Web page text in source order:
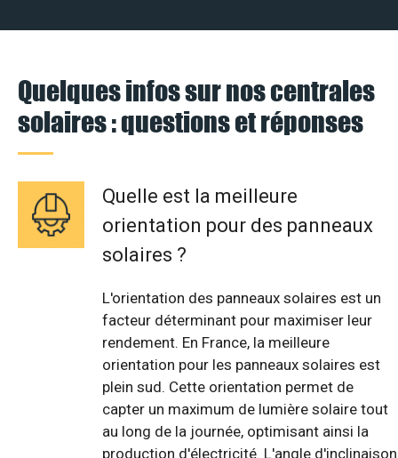
Quelques infos sur nos centrales
solaires : questions et réponses
Quelle est la meilleure
orientation pour des panneaux
solaires ?
L'orientation des panneaux solaires est un
facteur déterminant pour maximiser leur
rendement. En France, la meilleure
orientation pour les panneaux solaires est
plein sud. Cette orientation permet de
capter un maximum de lumière solaire tout
au long de la journée, optimisant ainsi la
production d'électricité. L'angle d'inclinaison